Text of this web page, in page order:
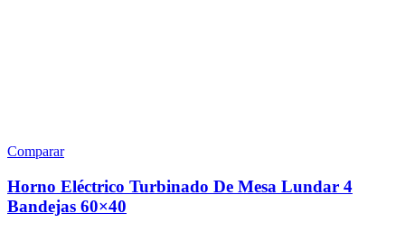
Comparar
Horno Eléctrico Turbinado De Mesa Lundar 4
Bandejas 60×40